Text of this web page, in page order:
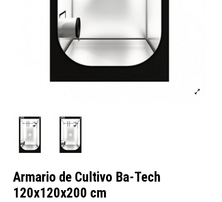
Armario de Cultivo Ba-Tech
120x120x200 cm